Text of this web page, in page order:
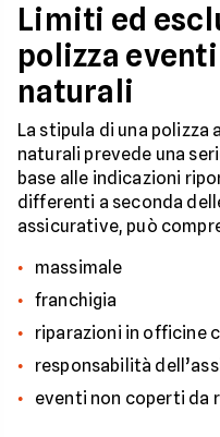
Limiti ed
polizza
naturali
La stipula di una
naturali prevede una
base alle indicazioni
differenti a seconda
assicurative, può
massimale
franchigia
riparazioni in officine
responsabilità
eventi non coperti da